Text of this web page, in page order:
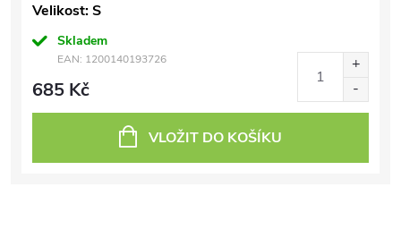
Velikost: S
Skladem
EAN: 1200140193726
685 Kč
VLOŽIT DO KOŠÍKU